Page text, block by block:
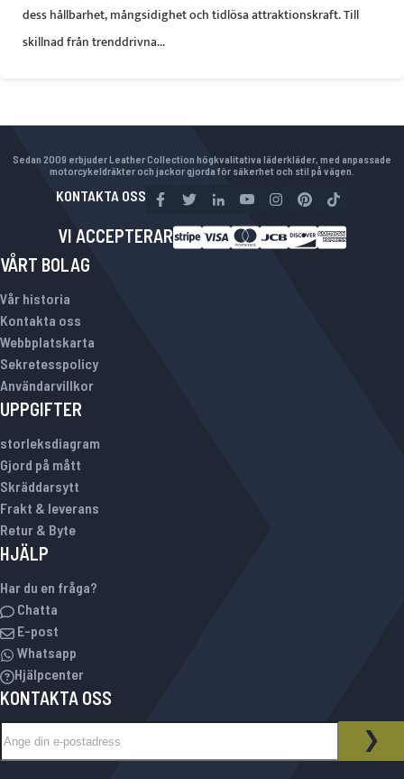
dess hållbarhet, mångsidighet och tidlösa attraktionskraft. Till
skillnad från trenddrivna...
Sedan 2009 erbjuder Leather Collection högkvalitativa läderkläder, med anpassade
motorcykeldräkter och jackor gjorda för säkerhet och stil på vägen.
KONTAKTA OSS
VI ACCEPTERAR
VÅRT BOLAG
Vår historia
Kontakta oss
Webbplatskarta
Sekretesspolicy
Användarvillkor
UPPGIFTER
storleksdiagram
Gjord på mått
Skräddarsytt
Frakt & leverans
Retur & Byte
HJÄLP
Har du en fråga?
Chatta
E-post
Whatsapp
Hjälpcenter
KONTAKTA OSS
NYHETSBREV